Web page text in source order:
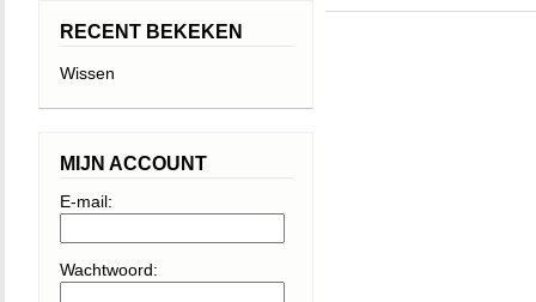
RECENT BEKEKEN
Wissen
MIJN ACCOUNT
E-mail:
Wachtwoord: